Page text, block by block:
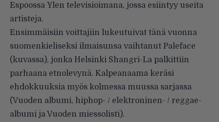
Espoossa Ylen televisioimana, jossa esiintyy useita
artisteja.
Ensimmäisiin voittajiin lukeutuivat tänä vuonna
suomenkieliseksi ilmaisunsa vaihtanut Paleface
(kuvassa), jonka Helsinki Shangri-La palkittiin
parhaana etnolevynä. Kalpeanaama keräsi
ehdokkuuksia myös kolmessa muussa sarjassa
(Vuoden albumi, hiphop- / elektroninen- / reggae-
albumi ja Vuoden miessolisti).